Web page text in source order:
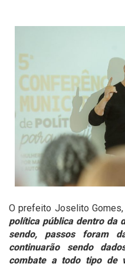
O prefeito Joselito
política pública dentro da
sendo, passos foram
continuarão sendo
combate a todo tipo de